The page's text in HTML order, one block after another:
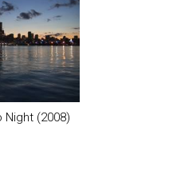
Night (2008)